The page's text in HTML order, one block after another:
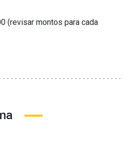
(revisar montos para cada